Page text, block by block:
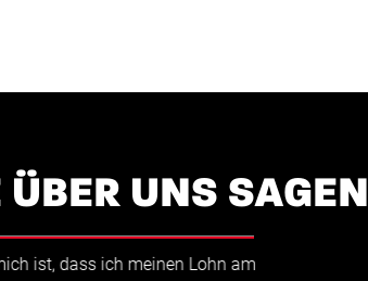
UNS SAGEN
ist, dass ich meinen Lohn am